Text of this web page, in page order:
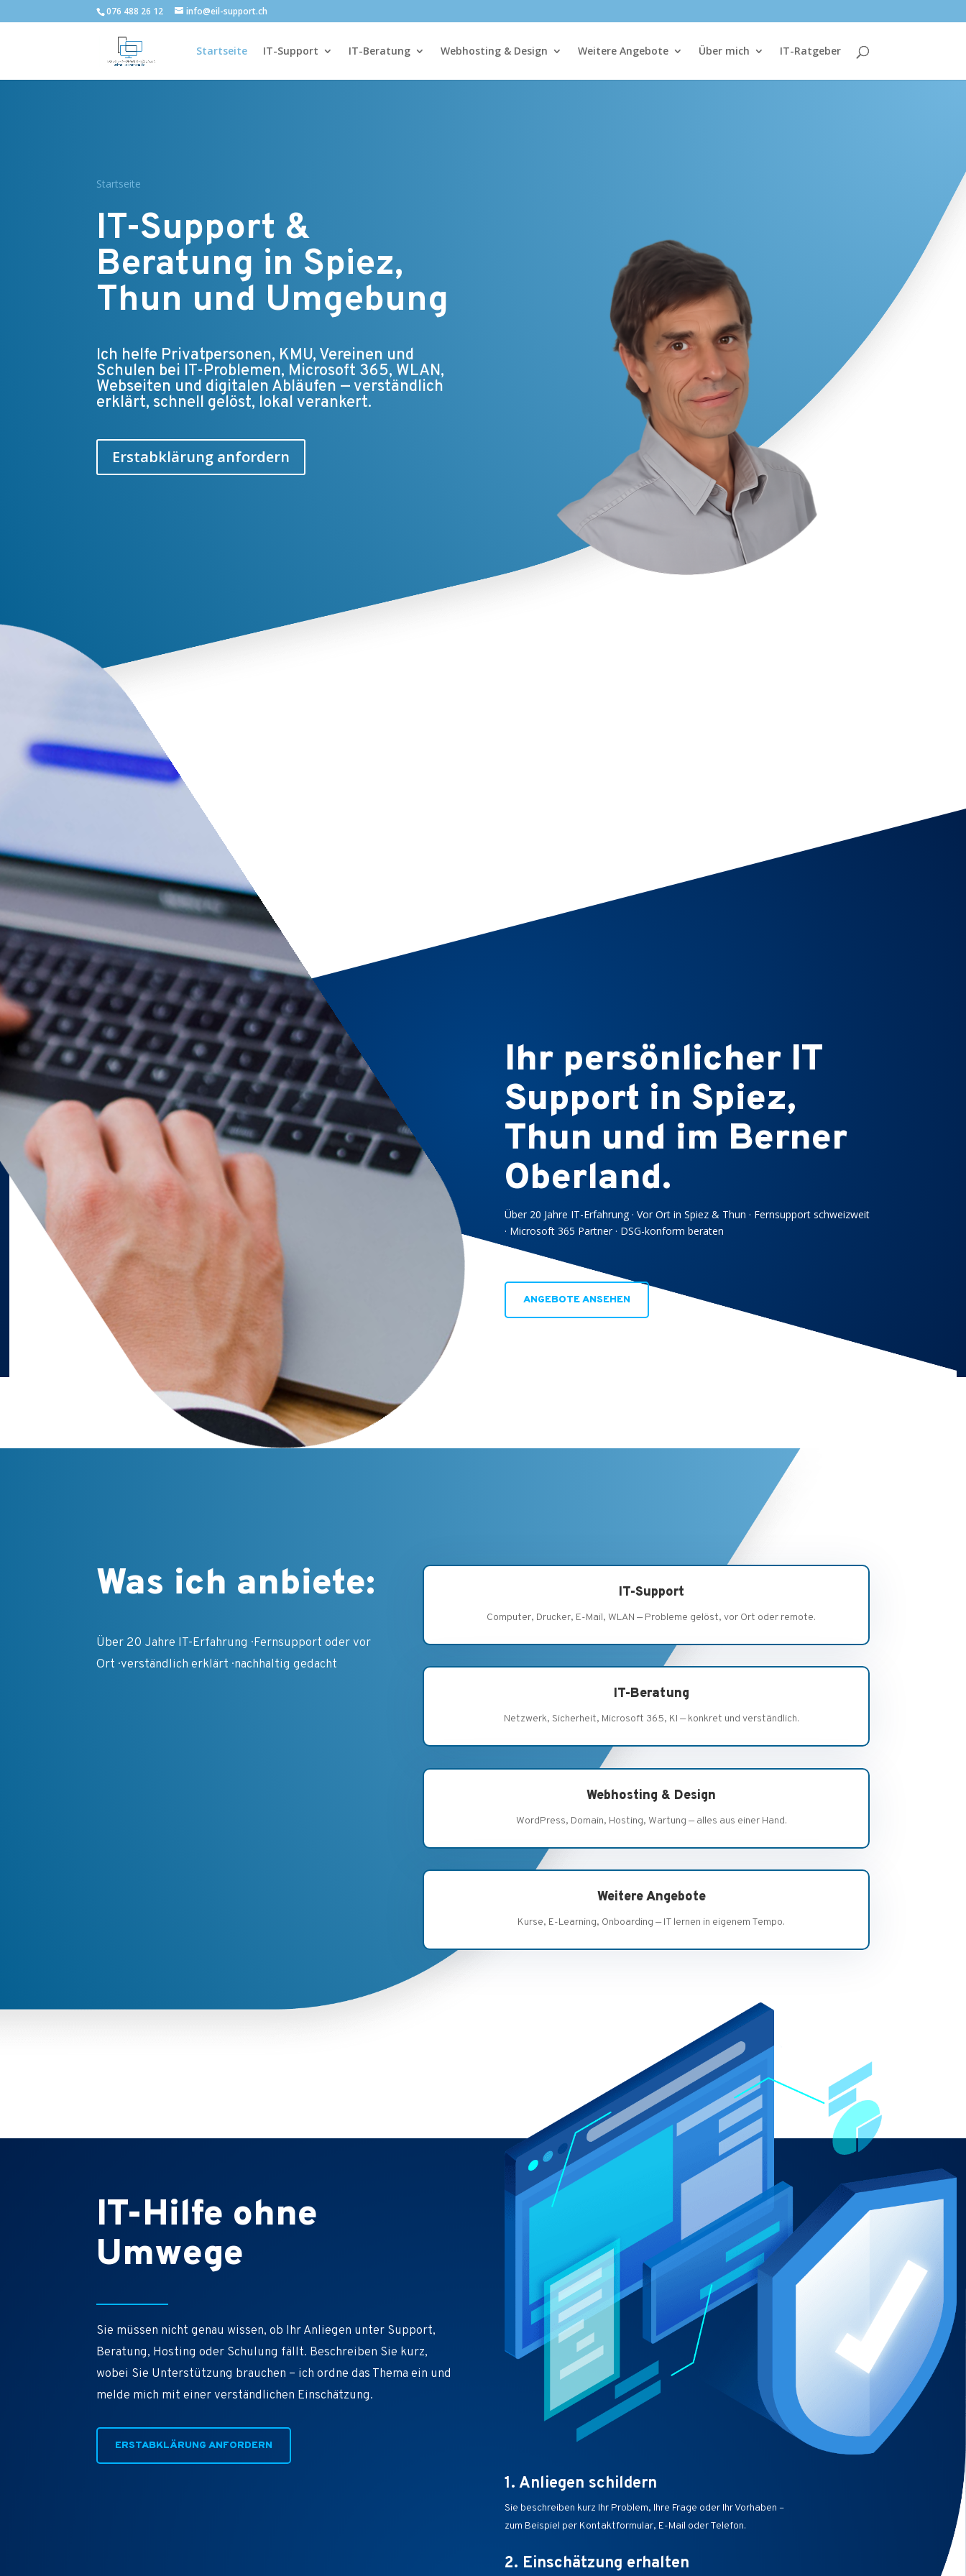
076 488 26 12 info@eil-support.ch
Startseite IT-Support IT-Beratung Webhosting & Design Weitere Angebote Über mich IT-Ratgeber
Startseite
IT-Support &
Beratung in Spiez,
Thun und Umgebung
Ich helfe Privatpersonen, KMU, Vereinen und
Schulen bei IT-Problemen, Microsoft 365, WLAN,
Webseiten und digitalen Abläufen — verständlich
erklärt, schnell gelöst, lokal verankert.
Erstabklärung anfordern
Ihr persönlicher IT
Support in Spiez,
Thun und im Berner
Oberland.
Über 20 Jahre IT-Erfahrung · Vor Ort in Spiez & Thun · Fernsupport schweizweit
· Microsoft 365 Partner · DSG-konform beraten
ANGEBOTE ANSEHEN
Was ich anbiete:
Über 20 Jahre IT-Erfahrung · Fernsupport oder vor
Ort · verständlich erklärt · nachhaltig gedacht
IT-Support
Computer, Drucker, E-Mail, WLAN — Probleme gelöst, vor Ort oder remote.
IT-Beratung
Netzwerk, Sicherheit, Microsoft 365, KI — konkret und verständlich.
Webhosting & Design
WordPress, Domain, Hosting, Wartung — alles aus einer Hand.
Weitere Angebote
Kurse, E-Learning, Onboarding — IT lernen in eigenem Tempo.
IT-Hilfe ohne
Umwege
Sie müssen nicht genau wissen, ob Ihr Anliegen unter Support,
Beratung, Hosting oder Schulung fällt. Beschreiben Sie kurz,
wobei Sie Unterstützung brauchen – ich ordne das Thema ein und
melde mich mit einer verständlichen Einschätzung.
ERSTABKLÄRUNG ANFORDERN
1. Anliegen schildern
Sie beschreiben kurz Ihr Problem, Ihre Frage oder Ihr Vorhaben –
zum Beispiel per Kontaktformular, E-Mail oder Telefon.
2. Einschätzung erhalten